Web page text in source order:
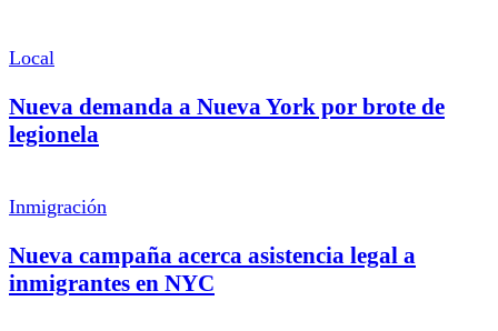
Local
Nueva demanda a Nueva York por brote de
legionela
Inmigración
Nueva campaña acerca asistencia legal a
inmigrantes en NYC